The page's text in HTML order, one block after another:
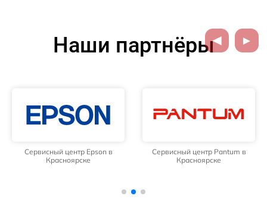
Наши партнёры
Сервисный центр Epson в
Красноярске
Сервисный центр Pantum в
Красноярске